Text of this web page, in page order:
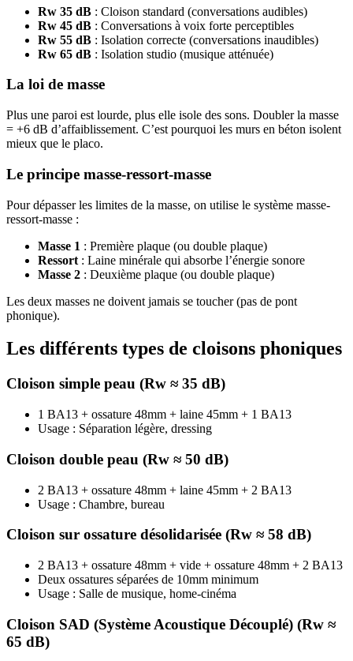
Rw 35 dB : Cloison standard (conversations audibles)
Rw 45 dB : Conversations à voix forte perceptibles
Rw 55 dB : Isolation correcte (conversations inaudibles)
Rw 65 dB : Isolation studio (musique atténuée)
La loi de masse
Plus une paroi est lourde, plus elle isole des sons. Doubler la masse
= +6 dB d’affaiblissement. C’est pourquoi les murs en béton isolent
mieux que le placo.
Le principe masse-ressort-masse
Pour dépasser les limites de la masse, on utilise le système masse-
ressort-masse :
Masse 1 : Première plaque (ou double plaque)
Ressort : Laine minérale qui absorbe l’énergie sonore
Masse 2 : Deuxième plaque (ou double plaque)
Les deux masses ne doivent jamais se toucher (pas de pont
phonique).
Les différents types de cloisons phoniques
Cloison simple peau (Rw ≈ 35 dB)
1 BA13 + ossature 48mm + laine 45mm + 1 BA13
Usage : Séparation légère, dressing
Cloison double peau (Rw ≈ 50 dB)
2 BA13 + ossature 48mm + laine 45mm + 2 BA13
Usage : Chambre, bureau
Cloison sur ossature désolidarisée (Rw ≈ 58 dB)
2 BA13 + ossature 48mm + vide + ossature 48mm + 2 BA13
Deux ossatures séparées de 10mm minimum
Usage : Salle de musique, home-cinéma
Cloison SAD (Système Acoustique Découplé) (Rw ≈
65 dB)